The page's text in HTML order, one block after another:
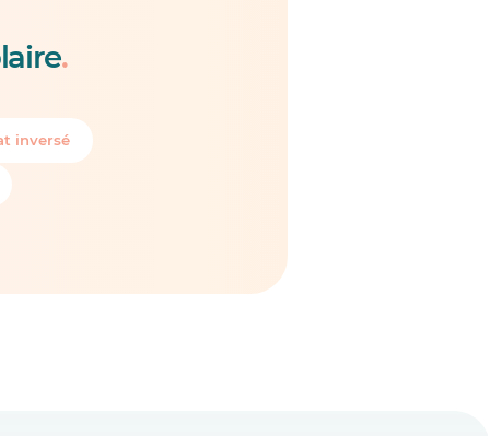
.
inversé